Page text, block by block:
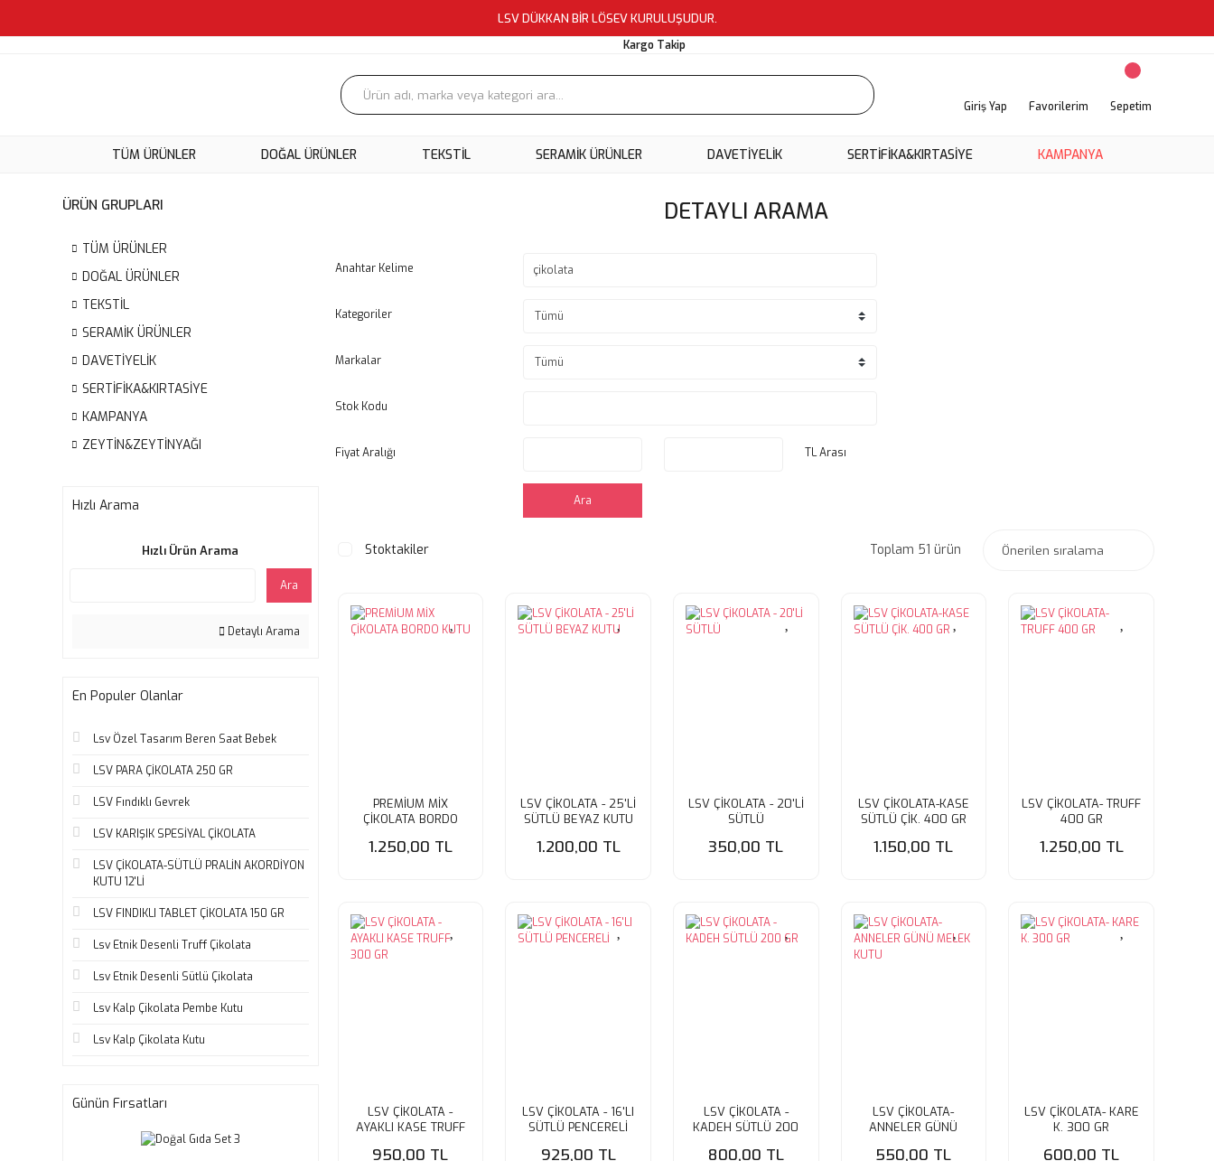
LSV DÜKKAN BİR LÖSEV KURULUŞUDUR.
Kargo Takip
Giriş Yap Favorilerim Sepetim
TÜM ÜRÜNLER DOĞAL ÜRÜNLER TEKSTİL SERAMİK ÜRÜNLER DAVETİYELİK SERTİFİKA&KIRTASİYE KAMPANYA
ÜRÜN GRUPLARI
TÜM ÜRÜNLER
DOĞAL ÜRÜNLER
TEKSTİL
SERAMİK ÜRÜNLER
DAVETİYELİK
SERTİFİKA&KIRTASİYE
KAMPANYA
ZEYTİN&ZEYTİNYAĞI
Hızlı Arama
Hızlı Ürün Arama
Ara
Detaylı Arama
En Populer Olanlar
Lsv Özel Tasarım Beren Saat Bebek
LSV PARA ÇİKOLATA 250 GR
LSV Fındıklı Gevrek
LSV KARIŞIK SPESİYAL ÇİKOLATA
LSV ÇİKOLATA-SÜTLÜ PRALİN AKORDİYON
KUTU 12'Lİ
LSV FINDIKLI TABLET ÇİKOLATA 150 GR
Lsv Etnik Desenli Truff Çikolata
Lsv Etnik Desenli Sütlü Çikolata
Lsv Kalp Çikolata Pembe Kutu
Lsv Kalp Çikolata Kutu
Günün Fırsatları
DETAYLI ARAMA
Anahtar Kelime
Kategoriler
Markalar
Stok Kodu
Fiyat Aralığı TL Arası
Ara
Stoktakiler Toplam 51 ürün
PREMİUM MİX
ÇİKOLATA BORDO
1.250,00 TL
LSV ÇİKOLATA - 25'Lİ
SÜTLÜ BEYAZ KUTU
1.200,00 TL
LSV ÇİKOLATA - 20'Lİ
SÜTLÜ
350,00 TL
LSV ÇİKOLATA-KASE
SÜTLÜ ÇİK. 400 GR
1.150,00 TL
LSV ÇİKOLATA- TRUFF
400 GR
1.250,00 TL
LSV ÇİKOLATA -
AYAKLI KASE TRUFF
950,00 TL
LSV ÇİKOLATA - 16'LI
SÜTLÜ PENCERELİ
925,00 TL
LSV ÇİKOLATA -
KADEH SÜTLÜ 200
800,00 TL
LSV ÇİKOLATA-
ANNELER GÜNÜ
550,00 TL
LSV ÇİKOLATA- KARE
K. 300 GR
600,00 TL